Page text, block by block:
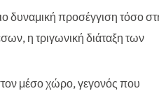
δυναμική προσέγγιση τόσο
η τριγωνική διάταξη των
μέσο χώρο, γεγονός που